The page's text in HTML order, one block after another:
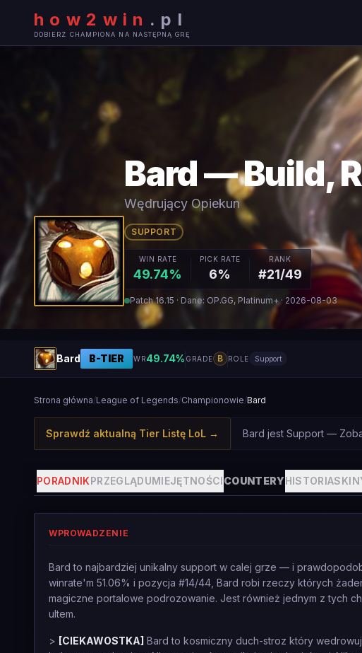
how2win . pl
DOBIERZ CHAMPIONA NA NASTĘPNĄ GRĘ
Bard — Build,
Wędrujący Opiekun
SUPPORT
WIN RATE
49.74%
PICK RATE
6%
RANK
#21/49
Patch 16.15 · Dane: OP.GG, Platinum+ · 2026-08-03
Bard B-TIER WR49.74% GRADE B ROLE Support
Strona główna/League of Legends/Championowie/Bard
Sprawdź aktualną Tier Listę LoL → Bard jest Support —
PORADNIKPRZEGLĄDUMIEJĘTNOŚCICOUNTERYHISTORIA
WPROWADZENIE
Bard to najbardziej unikalny support w calej grze — i
winrate'm 51.06% i pozycja #14/44, Bard robi rzeczy których
magiczne portalowe podrozowanie. Jest również jednym z tych
ultem.
> [CIEKAWOSTKA] Bard to kosmiczny duch-stroz który